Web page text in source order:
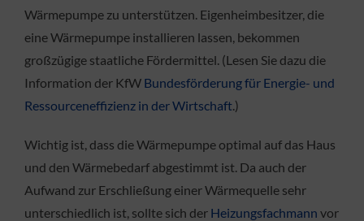
Wärmepumpe zu unterstützen. Eigenheimbesitzer, die
eine Wärmepumpe installieren lassen, bekommen
großzügige staatliche Fördermittel. (Lesen Sie dazu die
Information der KfW Bundesförderung für Energie- und
Ressourceneffizienz in der Wirtschaft.)
Wichtig ist, dass die Wärmepumpe optimal auf das Haus
und den Wärmebedarf abgestimmt ist. Da auch der
Aufwand zur Erschließung einer Wärmequelle sehr
unterschiedlich ist, sollte sich der Heizungsfachmann vor